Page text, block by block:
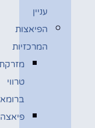
עניין
הפיאצות
המרכזיות
מזרקת
טרווי
ברומא
פיאצה